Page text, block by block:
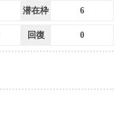
76リーダー
潜在枠 6
回復 0